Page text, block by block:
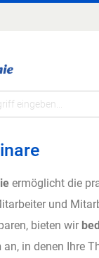
ermöglicht die
und
bieten wir
an, in denen Ihre